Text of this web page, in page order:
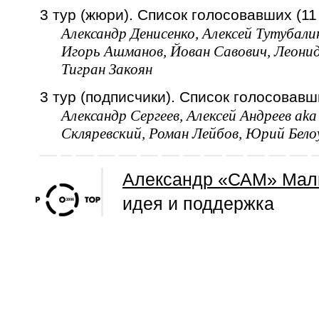
3 тур (жюри). Список голосовавших (11
Александр Денисенко, Алексей
Игорь Ашманов, Йован Савович,
Тигран Закоян
3 тур (подписчики). Список
Александр Сергеев, Алексей Андреев
Скляревский, Роман Лейбов, Юрий
Александр «САМ»
идея и поддержка